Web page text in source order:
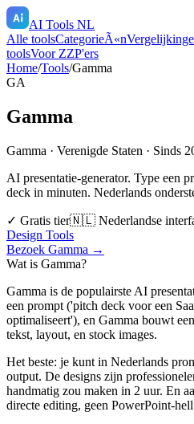
AI Tools NL
Alle toolsCategorieÃ«n
toolsVoor ZZP'ers
Home/Tools/Gamma
GA
Gamma
Gamma · Verenigde Staten · Sinds
AI presentatie-generator. Type een
deck in minuten. Nederlands
✓ Gratis tier🇳🇱 Nederlandse
Design Tools
Bezoek Gamma →
Wat is Gamma?
Gamma is de populairste AI
een prompt ('pitch deck voor een
optimaliseert'), en Gamma bouwt
tekst, layout, en stock images.
Het beste: je kunt in Nederlands
output. De designs zijn
handmatig zou maken in 2 uur. En
directe editing, geen PowerPoint-hell